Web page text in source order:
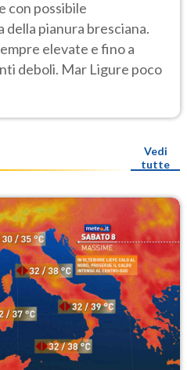
con possibile
pianura bresciana.
elevate e fino a
deboli. Mar Ligure poco
Vedi
tutte